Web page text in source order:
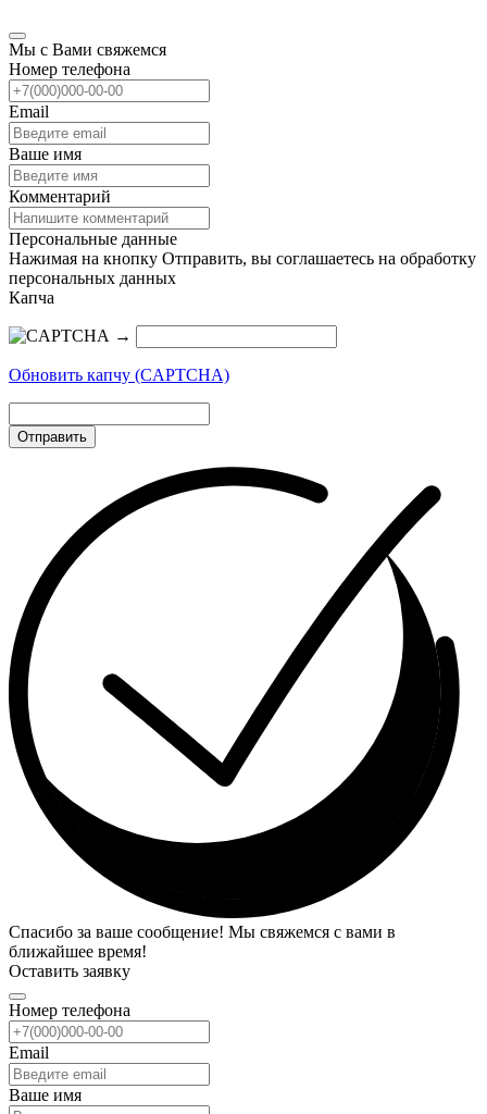
Мы с Вами свяжемся
Номер телефона
Email
Ваше имя
Комментарий
Персональные данные
Нажимая на кнопку Отправить, вы соглашаетесь на обработку
персональных данных
Капча
→
Обновить капчу (CAPTCHA)
Отправить
Спасибо за ваше сообщение! Мы свяжемся с вами в
ближайшее время!
Оставить заявку
Номер телефона
Email
Ваше имя